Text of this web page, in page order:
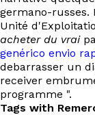
germano-russes.
Unité
acheter du vrai
genérico envio
debarrasser un
receiver
programme ".
Tags with